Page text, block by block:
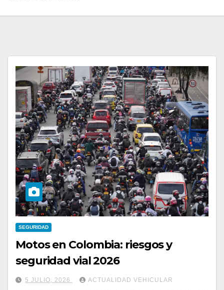
SEGURIDAD
Motos en Colombia: riesgos y
seguridad vial 2026
5 JULIO, 2026 ACTUALIDAD VEHICULAR